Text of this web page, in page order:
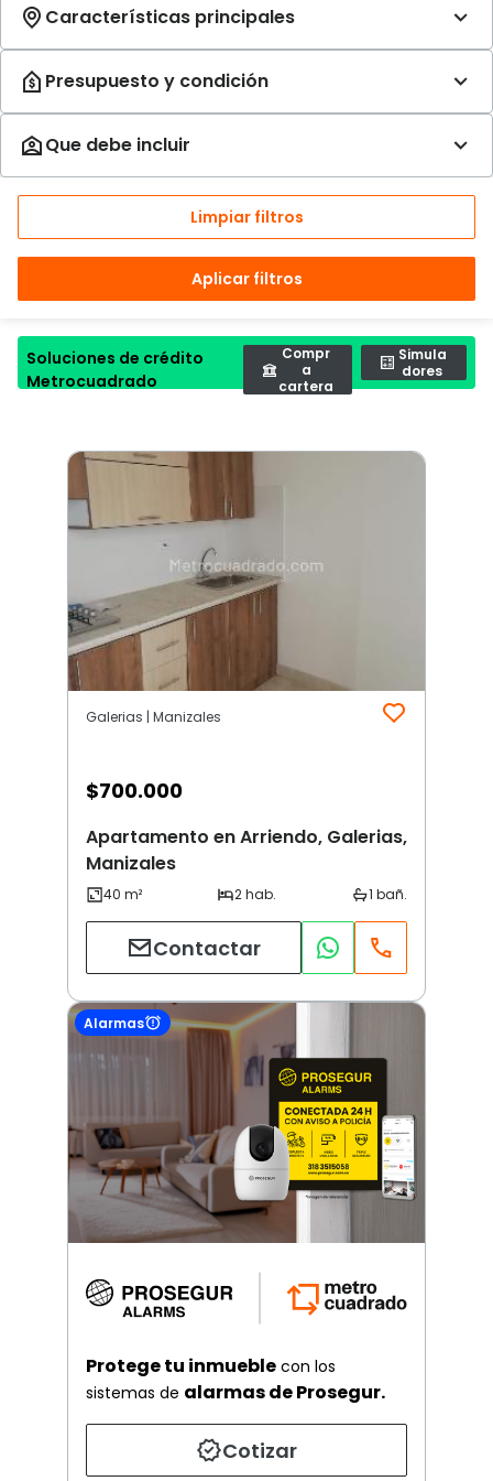
Limpiar filtros
Aplicar filtros
Soluciones de crédito
Metrocuadrado
Compr
a
cartera
Simula
dores
Galerias | Manizales
$700.000
Apartamento en Arriendo, Galerias,
Manizales
Contactar
Alarmas
Protege tu inmueble con los
sistemas de alarmas de Prosegur.
Cotizar